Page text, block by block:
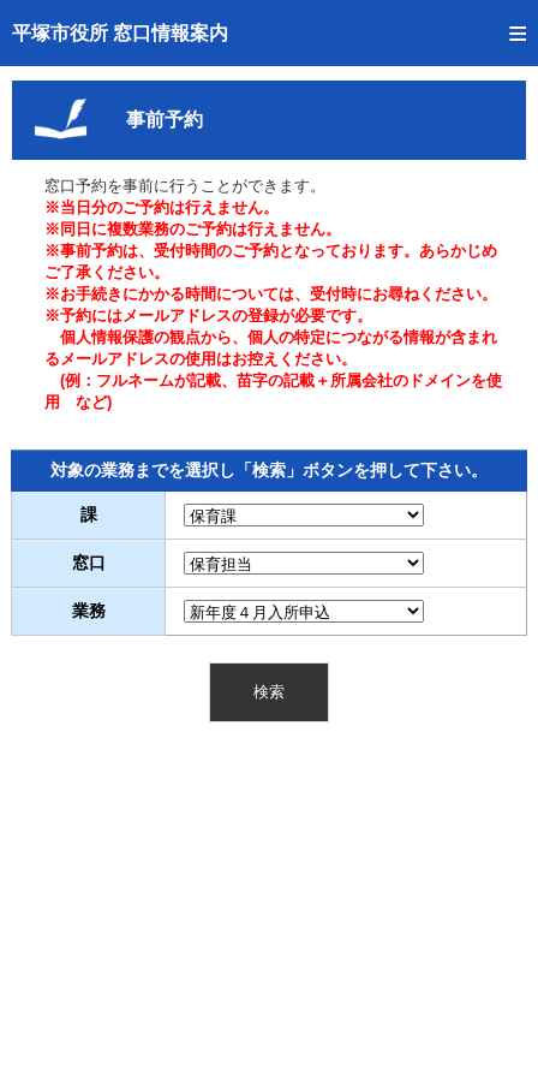
平塚市役所 窓口情報案内
トップページへ
ご利用方法
事前予約
予約状況確認
窓口混雑状況
待ち状況確認
交付状況確認
混雑予想カレンダー
事前予約
窓口予約を事前に行うことができます。
※当日分のご予約は行えません。
※同日に複数業務のご予約は行えません。
※事前予約は、受付時間のご予約となっております。あらかじめ
ご了承ください。
※お手続きにかかる時間については、受付時にお尋ねください。
※予約にはメールアドレスの登録が必要です。
個人情報保護の観点から、個人の特定につながる情報が含まれ
るメールアドレスの使用はお控えください。
(例：フルネームが記載、苗字の記載＋所属会社のドメインを使
用 など)
対象の業務までを選択し「検索」ボタンを押して下さい。
課
窓口
業務